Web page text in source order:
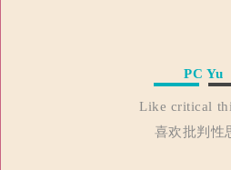
PC Yu
Like critical
喜欢批判性